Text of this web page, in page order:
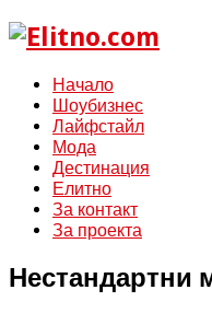
Начало
Шоубизнес
Лайфстайл
Мода
Дестинация
Елитно
За контакт
За проекта
Нестандартни